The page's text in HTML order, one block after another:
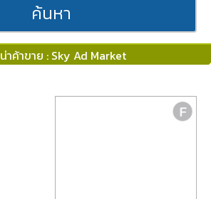
ค้นหา
าค้าขาย : Sky Ad Market